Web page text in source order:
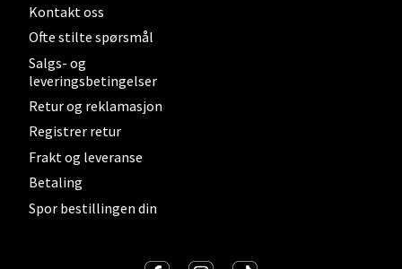
Kontakt oss
Ofte stilte spørsmål
Salgs- og
leveringsbetingelser
Retur og reklamasjon
Registrer retur
Frakt og leveranse
Betaling
Spor bestillingen din
Sjøfartsgata 2, 7714 Steinkjer
Åpent i dag 10-20
0 i butikk
Leirvik - Stord
Åpent i dag 10-17